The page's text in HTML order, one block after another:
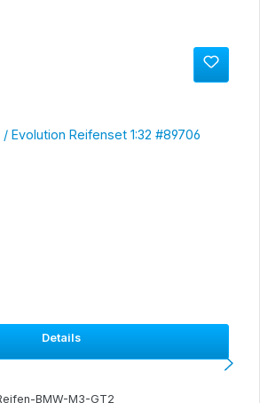
/ Evolution Reifenset 1:32 #89706
Details